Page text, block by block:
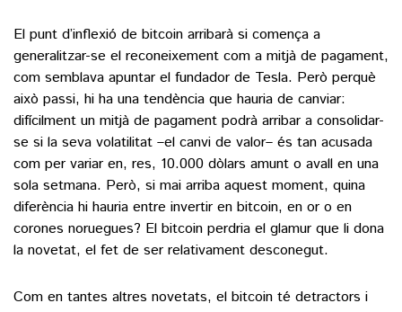
El punt d’inflexió de bitcoin arribarà si comença a
generalitzar-se el reconeixement com a mitjà de pagament,
com semblava apuntar el fundador de Tesla. Però perquè
això passi, hi ha una tendència que hauria de canviar:
difícilment un mitjà de pagament podrà arribar a consolidar-
se si la seva volatilitat –el canvi de valor– és tan acusada
com per variar en, res, 10.000 dòlars amunt o avall en una
sola setmana. Però, si mai arriba aquest moment, quina
diferència hi hauria entre invertir en bitcoin, en or o en
corones noruegues? El bitcoin perdria el glamur que li dona
la novetat, el fet de ser relativament desconegut.
Com en tantes altres novetats, el bitcoin té detractors i